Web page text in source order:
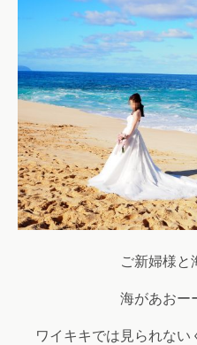
ご新婦様と
海があおー
ワイキキでは見られな